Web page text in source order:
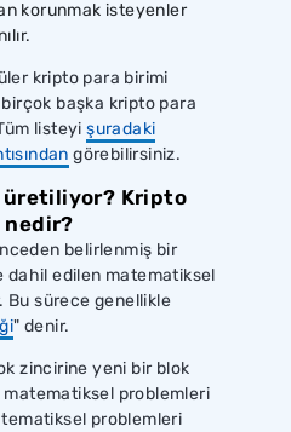
korunmak isteyenler
kripto para birimi
başka kripto para
listeyişuradaki
görebilirsiniz.
üretiliyor? Kripto
nedir?
belirlenmiş bir
dahil edilen matematiksel
Bu sürece genellikle
" denir.
zincirine yeni bir blok
matematiksel problemleri
problemleri